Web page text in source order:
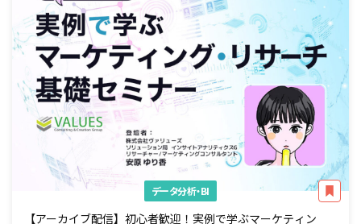
データ分析・BI
【アーカイブ配信】初心者歓迎！実例で学ぶマーケティン